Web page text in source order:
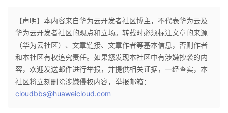
【声明】本内容来自华为云开发者社区博主，不代表华为云及
华为云开发者社区的观点和立场。转载时必须标注文章的来源
（华为云社区）、文章链接、文章作者等基本信息，否则作者
和本社区有权追究责任。如果您发现本社区中有涉嫌抄袭的内
容，欢迎发送邮件进行举报，并提供相关证据，一经查实，本
社区将立刻删除涉嫌侵权内容，举报邮箱：
cloudbbs@huaweicloud.com